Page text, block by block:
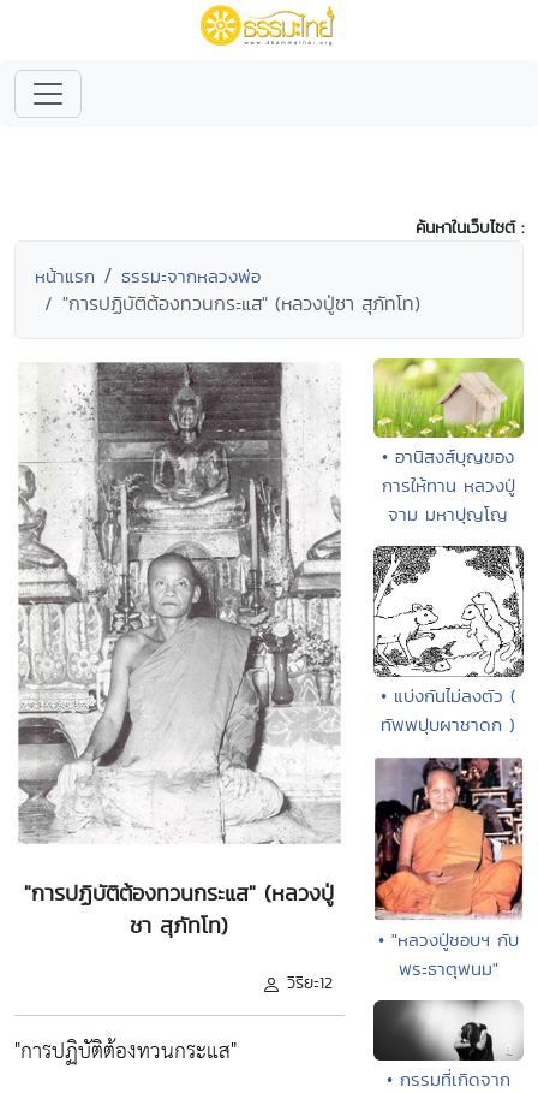
ค้นหาในเว็บไซต์ :
หน้าแรก ธรรมะจากหลวงพ่อ
"การปฏิบัติต้องทวนกระแส" (หลวงปู่ชา สุภัทโท)
"การปฏิบัติต้องทวนกระแส" (หลวงปู่
ชา สุภัทโท)
วิริยะ12
"การปฏิบัติต้องทวนกระแส"
• อานิสงส์บุญของ
การให้ทาน หลวงปู่
จาม มหาปุญโญ
• แบ่งกันไม่ลงตัว (
ทัพพปุบผาชาดก )
• "หลวงปู่ชอบฯ กับ
พระธาตุพนม"
• กรรมที่เกิดจาก